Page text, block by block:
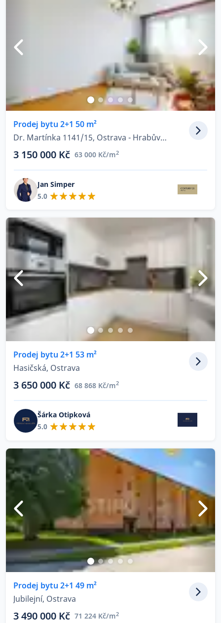
Prodej bytu 2+1 50 m²
Dr. Martínka 1141/15, Ostrava - Hrabůvka
3 150 000 Kč 63 000 Kč/m2
Jan Simper
5.0
Prodej bytu 2+1 53 m²
Hasičská, Ostrava
3 650 000 Kč 68 868 Kč/m2
Šárka Otipková
5.0
Prodej bytu 2+1 49 m²
Jubilejní, Ostrava
3 490 000 Kč 71 224 Kč/m2